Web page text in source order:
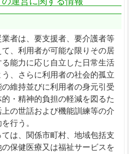
業者は、要支援者、要介護者等
、利用者が可能な限りその居
能力に応じ自立した日常生活
、さらに利用者の社会的孤立
維持並びに利用者の身元引受
・精神的負担の軽減を図るた
の世話および機能訓練等の介
行う。
ては、関係市町村、地域包括支
保健医療又は福祉サービスを